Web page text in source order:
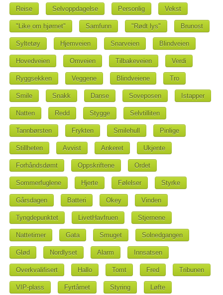
Reise Selvoppdagelse Personlig Vekst
"Like om hjørnet" Samfunn "Rødt lys" Brunost
Syltetøy Hjemveien Snarveien Blindveien
Hovedveien Omveien Tilbakeveien Verdi
Ryggsekken Veggene Blindveiene Tro
Smile Snakk Danse Soveposen Istapper
Natten Redd Stygge Selvtilliten
Tannbørsten Frykten Smilehull Pinlige
Stillheten Avvist Ankeret Ukjente
Forhåndsdømt Oppskriftene Ordet
Sommerfuglene Hjerte Følelser Styrke
Gårsdagen Batteri Okey Vinden
Tyngdepunktet LivetHavfruen Stjernene
Nattetimer Gata Smuget Solnedgangen
Glød Nordlyset Alarm Innsatsen
Overkvalifisert Hallo Tomt Fred Tribunen
VIP-plass Fyrtårnet Styring Løfte